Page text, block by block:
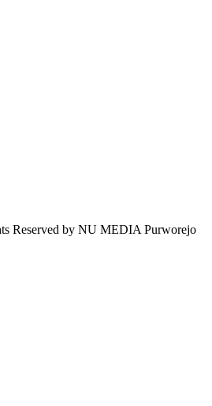
Reserved by NU MEDIA Purworejo